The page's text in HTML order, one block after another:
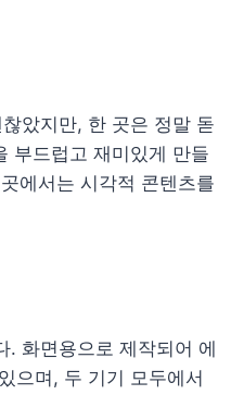
았지만, 한 곳은 정말 돋
부드럽고 재미있게 만들
에서는 시각적 콘텐츠를
. 화면용으로 제작되어 에
으며, 두 기기 모두에서